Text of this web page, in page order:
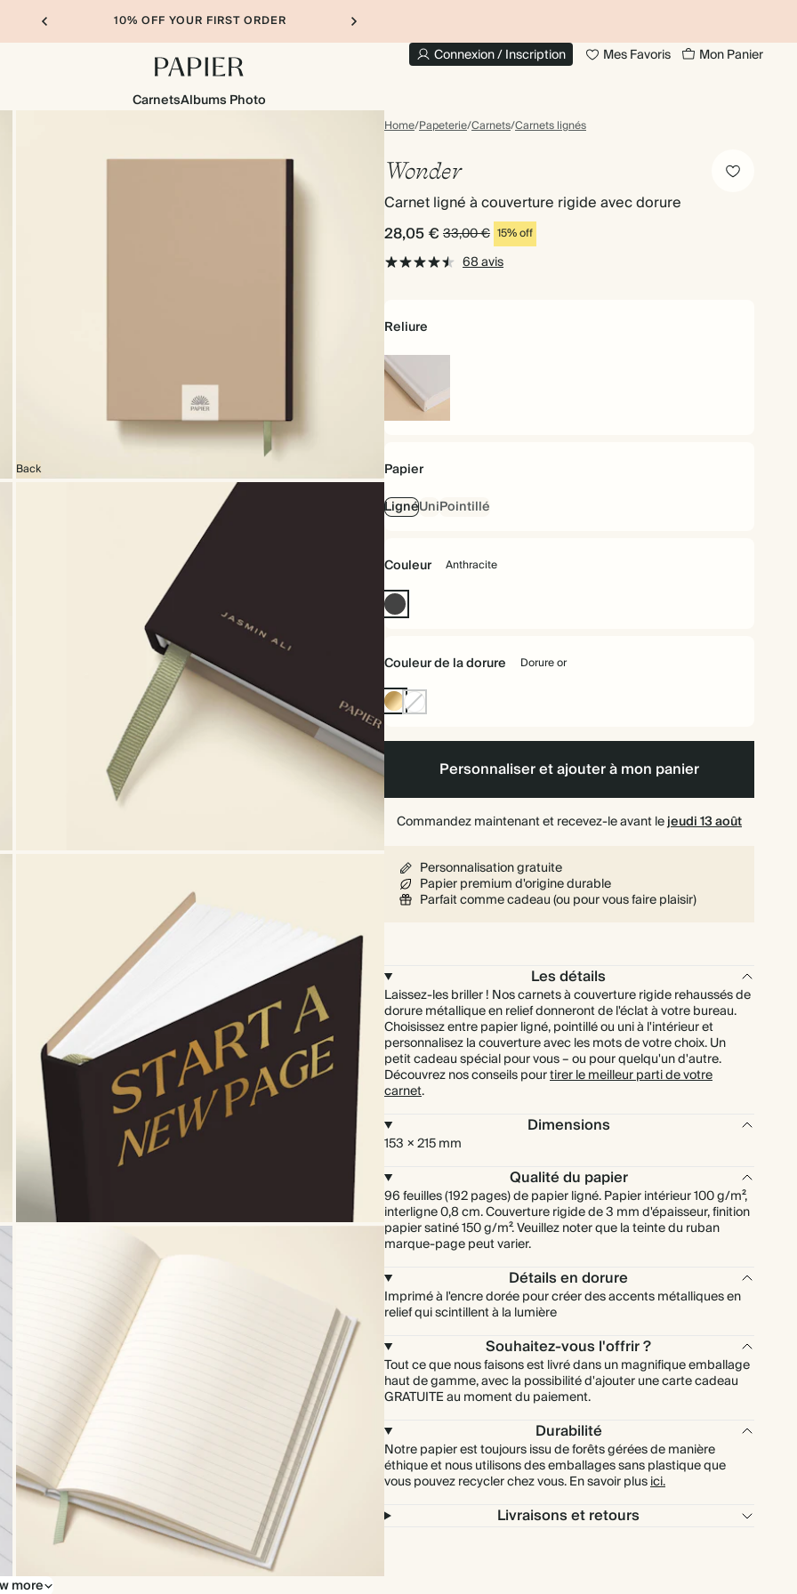
10% OFF YOUR FIRST ORDER
Connexion / Inscription Mes Favoris Mon Panier
CarnetsAlbums Photo
Home/Papeterie/Carnets/Carnets lignés
Back
more
Wonder
Carnet ligné à couverture rigide avec dorure
28,05 € 33,00 € 15% off
68 avis
Reliure
Couverture
Papier
LignéUniPointillé
Couleur Anthracite
Anthracite
Couleur de la dorure Dorure or
Dorure
Sans
dorure
Personnaliser et ajouter à mon panier
Commandez maintenant et recevez-le avant lejeudi 13 août
Personnalisation gratuite
Papier premium d'origine durable
Parfait comme cadeau (ou pour vous faire plaisir)
Les détails
Laissez-les briller ! Nos carnets à couverture rigide rehaussés de
dorure métallique en relief donneront de l'éclat à votre bureau.
Choisissez entre papier ligné, pointillé ou uni à l'intérieur et
personnalisez la couverture avec les mots de votre choix. Un
petit cadeau spécial pour vous – ou pour quelqu'un d'autre.
Découvrez nos conseils pourtirer le meilleur parti de votre
carnet.
Dimensions
153 × 215 mm
Qualité du papier
96 feuilles (192 pages) de papier ligné. Papier intérieur 100 g/m²,
interligne 0,8 cm. Couverture rigide de 3 mm d'épaisseur, finition
papier satiné 150 g/m². Veuillez noter que la teinte du ruban
marque-page peut varier.
Détails en dorure
Imprimé à l'encre dorée pour créer des accents métalliques en
relief qui scintillent à la lumière
Souhaitez-vous l'offrir ?
Tout ce que nous faisons est livré dans un magnifique emballage
haut de gamme, avec la possibilité d'ajouter une carte cadeau
GRATUITE au moment du paiement.
Durabilité
Notre papier est toujours issu de forêts gérées de manière
éthique et nous utilisons des emballages sans plastique que
vous pouvez recycler chez vous. En savoir plusici.
Livraisons et retours